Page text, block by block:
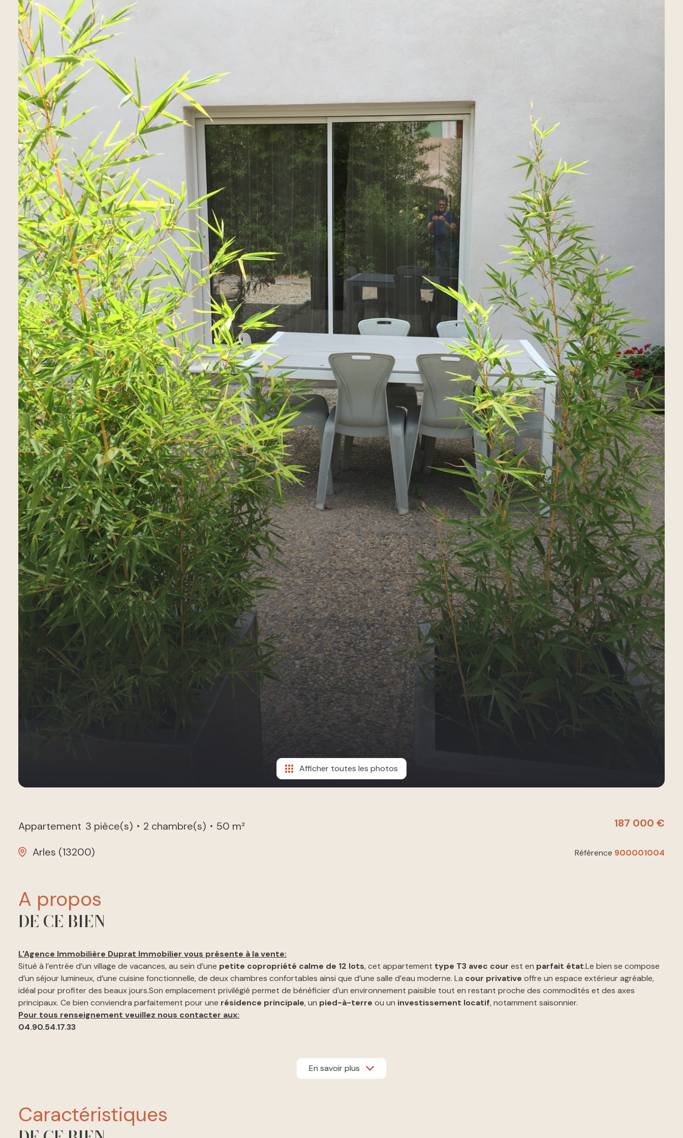
côtés
NOUS
REJOINDRE
CONTACT
Afficher toutes les photos
Appartement 3 pièce(s) 2 chambre(s)
50 m²
Arles (13200)
187 000 €
Référence 900001004
a propos
DE CE BIEN
L'Agence Immobilière Duprat Immobilier vous présente à la vente:
Situé à l’entrée d’un village de vacances, au sein d’une petite copropriété calme de 12 lots, cet appartement type T3 avec cour est en parfait état.Le bien se compose
d’un séjour lumineux, d’une cuisine fonctionnelle, de deux chambres confortables ainsi que d’une salle d’eau moderne. La cour privative offre un espace extérieur agréable,
idéal pour profiter des beaux jours.Son emplacement privilégié permet de bénéficier d’un environnement paisible tout en restant proche des commodités et des axes
principaux. Ce bien conviendra parfaitement pour une résidence principale, un pied-à-terre ou un investissement locatif, notamment saisonnier.
Pour tous renseignement veuillez nous contacter aux:
04.90.54.17.33
En savoir plus
caractéristiques